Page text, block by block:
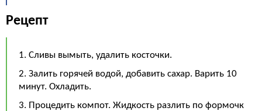
Рецепт
1. Сливы вымыть, удалить косточки.
2. Залить горячей водой, добавить сахар. Варить 10
минут. Охладить.
3. Процедить компот. Жидкость разлить по формочк